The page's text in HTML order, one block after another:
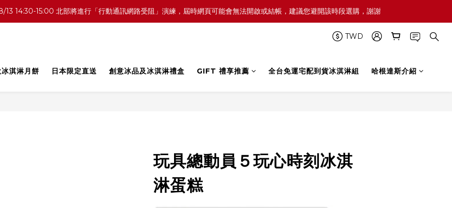
14:30-15:00 北部將進行「行動通訊網路受阻」演練，屆時網頁可能會無法開啟或結帳，建議您避開該時段選購，謝謝
TWD
淇淋月餅 日本限定直送 創意冰品及冰淇淋禮盒 GIFT 禮享推薦 全台免運宅配到貨冰淇淋組 哈根達斯介紹
玩具總動員５玩心時刻冰淇
淋蛋糕